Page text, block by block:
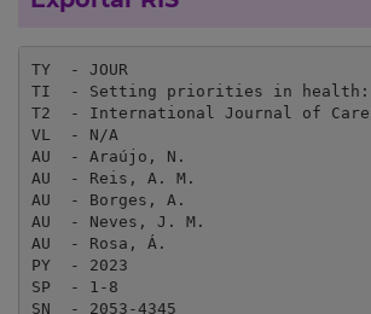
TY  - JOUR
TI  - Setting priorities in health:
T2  - International Journal of Care
VL  - N/A
AU  - Araújo, N.
AU  - Reis, A. M.
AU  - Borges, A.
AU  - Neves, J. M.
AU  - Rosa, Á.
PY  - 2023
SP  - 1-8
SN  - 2053-4345